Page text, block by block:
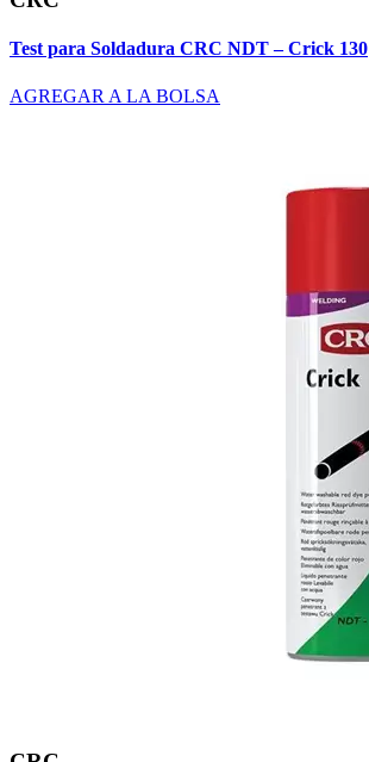
Test para Soldadura CRC NDT – Crick 130
AGREGAR A LA BOLSA